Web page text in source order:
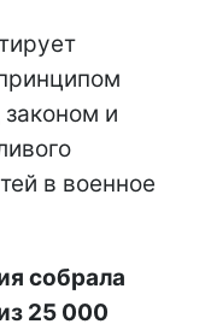
и
в военное
собрала
25 000